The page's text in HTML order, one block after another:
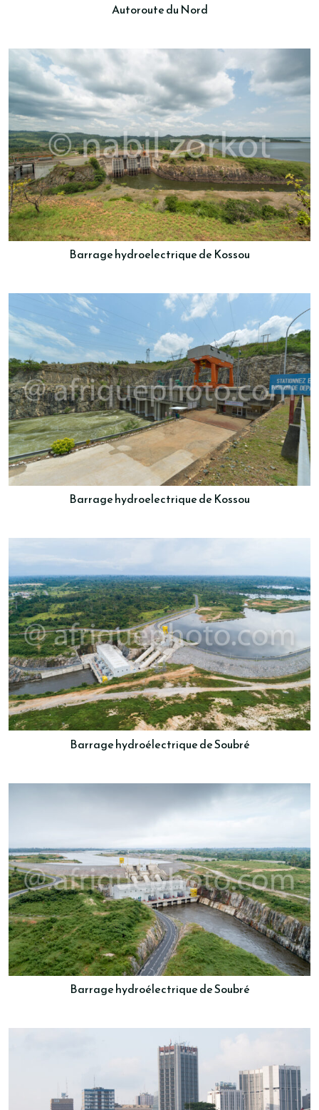
Autoroute du Nord
Barrage hydroelectrique de Kossou
Barrage hydroelectrique de Kossou
Barrage hydroélectrique de Soubré
Barrage hydroélectrique de Soubré